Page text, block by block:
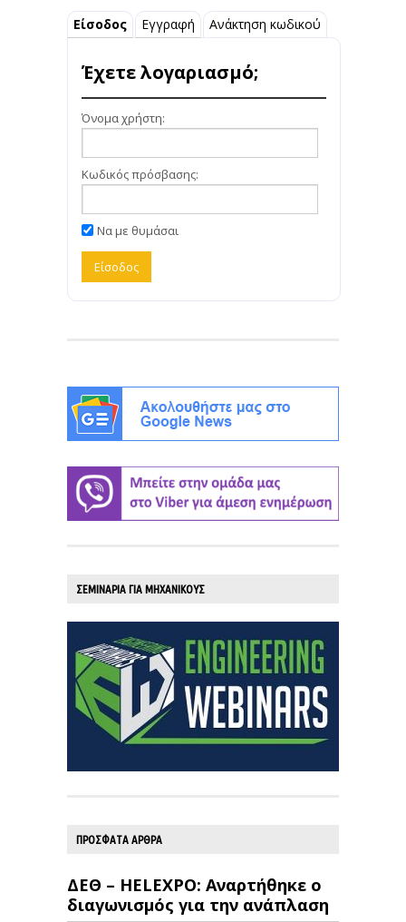
Είσοδος Εγγραφή Ανάκτηση κωδικού
Έχετε λογαριασμό;
Όνομα χρήστη:
Κωδικός πρόσβασης:
Να με θυμάσαι
ΣΕΜΙΝΑΡΙΑ ΓΙΑ ΜΗΧΑΝΙΚΟΥΣ
ΠΡΟΣΦΑΤΑ ΑΡΘΡΑ
ΔΕΘ – HELEXPO: Αναρτήθηκε ο
διαγωνισμός για την ανάπλαση